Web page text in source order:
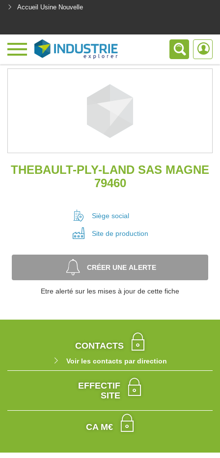
Accueil Usine Nouvelle
THEBAULT-PLY-LAND SAS MAGNE
79460
Siège social
Site de production
CRÉER UNE ALERTE
Etre alerté sur les mises à jour de cette fiche
CONTACTS
Voir les contacts par direction
EFFECTIF
SITE
CA M€